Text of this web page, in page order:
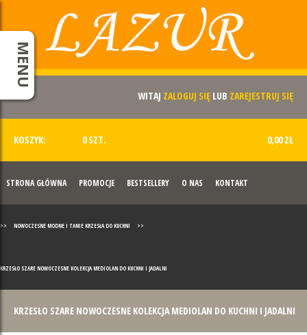
WITAJ ZALOGUJ SIĘ LUB ZAREJESTRUJ SIĘ
KOSZYK: 0 SZT. 0,00 ZŁ
STRONA GŁÓWNA PROMOCJE BESTSELLERY O NAS KONTAKT
MENU
>> NOWOCZESNE MODNE I TANIE KRZESŁA DO KUCHNI >>
KRZESŁO SZARE NOWOCZESNE KOLEKCJA MEDIOLAN DO KUCHNI I JADALNI
KRZESŁO SZARE NOWOCZESNE KOLEKCJA MEDIOLAN DO KUCHNI I JADALNI